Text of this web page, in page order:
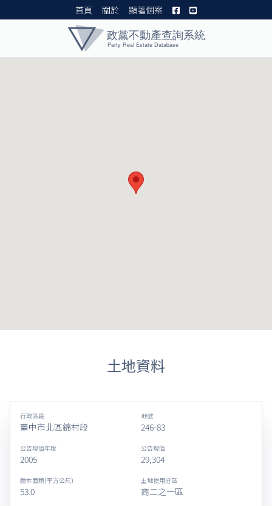
首頁 關於 顯著個案
土地資料
行政區段
臺中市北區錦村段
地號
246-83
公告現值年度
2005
公告現值
29,304
謄本面積(平方公尺)
53.0
土地使用分區
商二之一區